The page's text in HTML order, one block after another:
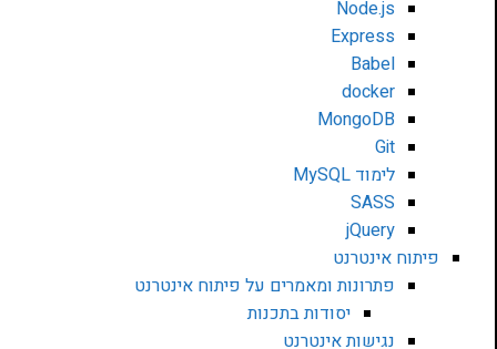
Node.js
Express
Babel
docker
MongoDB
Git
לימוד MySQL
SASS
jQuery
פיתוח אינטרנט
פתרונות ומאמרים על פיתוח אינטרנט
יסודות בתכנות
נגישות אינטרנט